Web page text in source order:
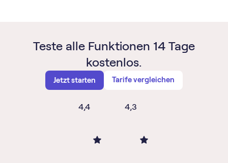
Teste alle Funktionen 14 Tage
kostenlos.
Jetzt starten Tarife vergleichen
4,4 4,3